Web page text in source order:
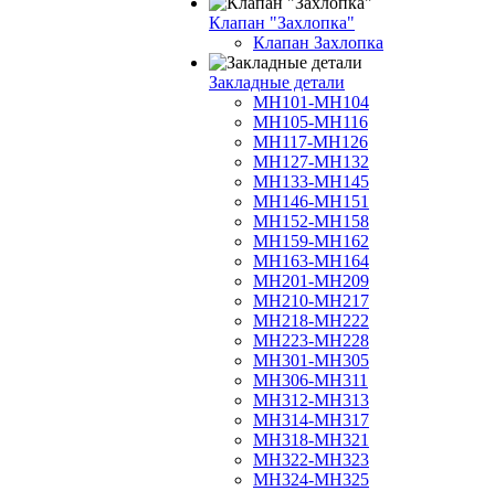
Клапан "Захлопка"
Клапан Захлопка
Закладные детали
МН101-МН104
МН105-МН116
МН117-МН126
МН127-МН132
МН133-МН145
МН146-МН151
МН152-МН158
МН159-МН162
МН163-МН164
МН201-МН209
МН210-МН217
МН218-МН222
МН223-МН228
МН301-МН305
МН306-МН311
МН312-МН313
МН314-МН317
МН318-МН321
МН322-МН323
МН324-МН325